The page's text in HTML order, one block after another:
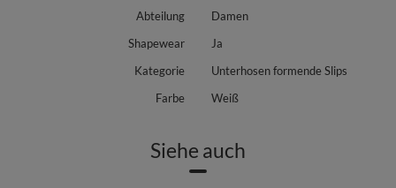
Abteilung
Damen
Shapewear
Ja
Kategorie
Unterhosen formende Slips
Farbe
Weiß
Siehe auch